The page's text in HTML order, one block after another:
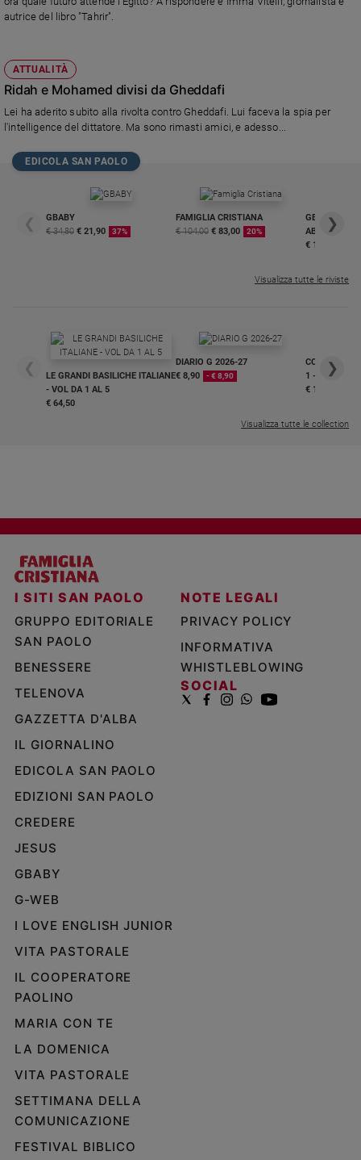
autrice del libro "Tahrir".
ATTUALITÀ
Ridah e Mohamed divisi da Gheddafi
Lei ha aderito subito alla rivolta contro Gheddafi. Lui faceva la spia per
l'intelligence del dittatore. Ma sono rimasti amici, e adesso...
EDICOLA SAN PAOLO
❮
GBABY
€ 34,80 € 21,90 37%
FAMIGLIA CRISTIANA
€ 104,00 € 83,00 20%
GBABY
€ 16,99
❯
Visualizza tutte le riviste
❮
LE GRANDI BASILICHE ITALIANE
- VOL DA 1 AL 5
€ 64,50
DIARIO G 2026-27
€ 8,90
- € 8,90
COLLANA
1 - 2
€ 18,50
❯
Visualizza tutte le collection
I SITI SAN PAOLO
GRUPPO EDITORIALE
SAN PAOLO
BENESSERE
TELENOVA
GAZZETTA D'ALBA
IL GIORNALINO
EDICOLA SAN PAOLO
EDIZIONI SAN PAOLO
CREDERE
JESUS
GBABY
G-WEB
I LOVE ENGLISH JUNIOR
VITA PASTORALE
IL COOPERATORE
PAOLINO
MARIA CON TE
LA DOMENICA
VITA PASTORALE
SETTIMANA DELLA
COMUNICAZIONE
FESTIVAL BIBLICO
NOTE LEGALI
PRIVACY POLICY
INFORMATIVA
WHISTLEBLOWING
SOCIAL